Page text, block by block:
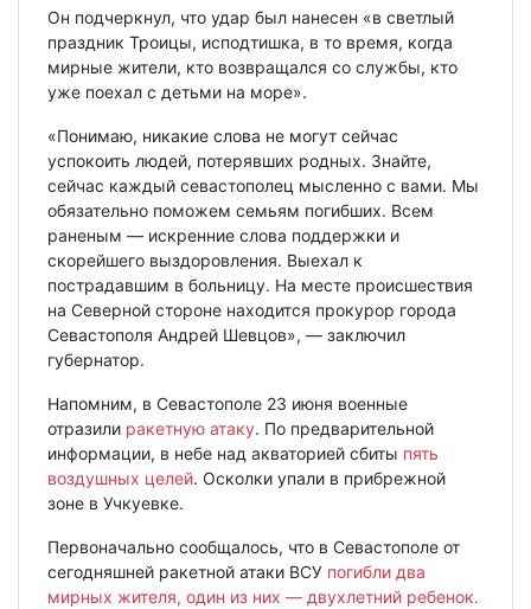
Он подчеркнул, что удар был нанесен «в светлый
праздник Троицы, исподтишка, в то время, когда
мирные жители, кто возвращался со службы, кто
уже поехал с детьми на море».
«Понимаю, никакие слова не могут сейчас
успокоить людей, потерявших родных. Знайте,
сейчас каждый севастополец мысленно с вами. Мы
обязательно поможем семьям погибших. Всем
раненым — искренние слова поддержки и
скорейшего выздоровления. Выехал к
пострадавшим в больницу. На месте происшествия
на Северной стороне находится прокурор города
Севастополя Андрей Шевцов», — заключил
губернатор.
Напомним, в Севастополе 23 июня военные
отразили ракетную атаку. По предварительной
информации, в небе над акваторией сбиты пять
воздушных целей. Осколки упали в прибрежной
зоне в Учкуевке.
Первоначально сообщалось, что в Севастополе от
сегодняшней ракетной атаки ВСУ погибли два
мирных жителя, один из них — двухлетний ребенок.